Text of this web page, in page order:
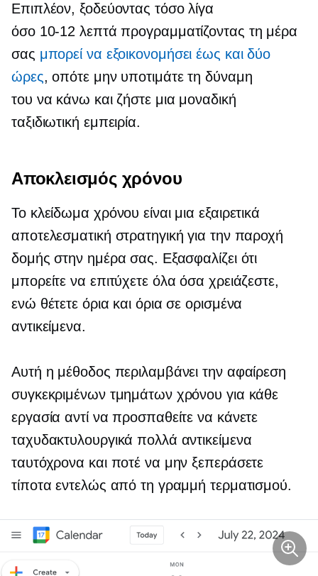
Επιπλέον, ξοδεύοντας τόσο λίγα
όσο 10-12 λεπτά προγραμματίζοντας τη μέρα
σας μπορεί να εξοικονομήσει έως και δύο
ώρες, οπότε μην υποτιμάτε τη δύναμη
του να κάνω και ζήστε μια μοναδική
ταξιδιωτική εμπειρία.
Αποκλεισμός χρόνου
Το κλείδωμα χρόνου είναι μια εξαιρετικά
αποτελεσματική στρατηγική για την παροχή
δομής στην ημέρα σας. Εξασφαλίζει ότι
μπορείτε να επιτύχετε όλα όσα χρειάζεστε,
ενώ θέτετε όρια και όρια σε ορισμένα
αντικείμενα.
Αυτή η μέθοδος περιλαμβάνει την αφαίρεση
συγκεκριμένων τμημάτων χρόνου για κάθε
εργασία αντί να προσπαθείτε να κάνετε
ταχυδακτυλουργικά πολλά αντικείμενα
ταυτόχρονα και ποτέ να μην ξεπεράσετε
τίποτα εντελώς από τη γραμμή τερματισμού.